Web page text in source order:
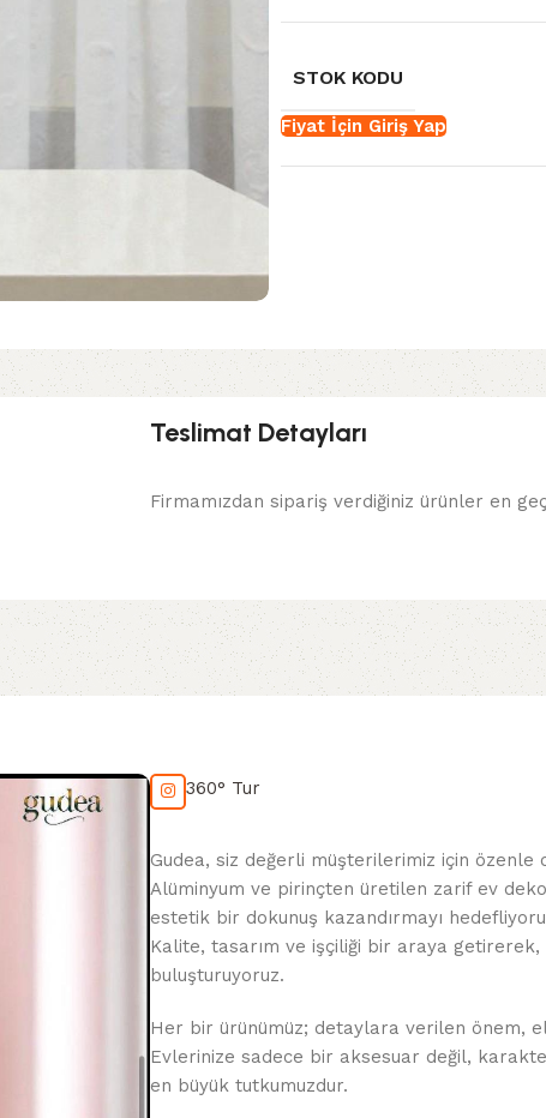
STOK KODU
Fiyat İçin Giriş Yap
Teslimat Detayları
Firmamızdan sipariş verdiğiniz ürünler en
360° Tur
Gudea, siz değerli müşterilerimiz için özenle
Alüminyum ve pirinçten üretilen zarif ev
estetik bir dokunuş kazandırmayı
Kalite, tasarım ve işçiliği bir araya
buluşturuyoruz.
Her bir ürünümüz; detaylara verilen önem,
Evlerinize sadece bir aksesuar değil,
en büyük tutkumuzdur.